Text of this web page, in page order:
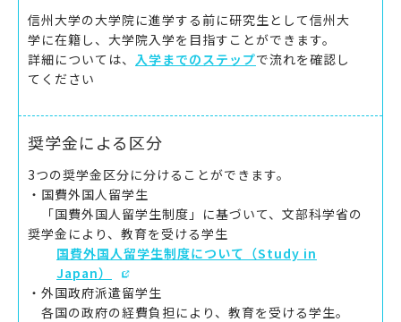
信州大学の大学院に進学する前に研究生として信州大
学に在籍し、大学院入学を目指すことができます。
詳細については、 入学までのステップで流れを確認し
てください
奨学金による区分
3つの奨学金区分に分けることができます。
・国費外国人留学生
「国費外国人留学生制度」に基づいて、文部科学省の
奨学金により、教育を受ける学生
国費外国人留学生制度について（Study in
Japan）
・外国政府派遣留学生
各国の政府の経費負担により、教育を受ける学生。